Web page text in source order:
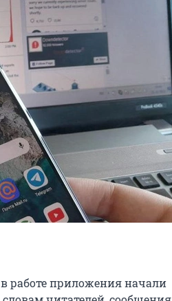
работе приложения начали